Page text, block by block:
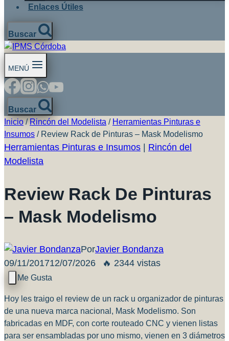
Enlaces Útiles
Buscar
MENÚ
Buscar
Inicio / Rincón del Modelista / Herramientas Pinturas e
Insumos / Review Rack de Pinturas – Mask Modelismo
Herramientas Pinturas e Insumos
Rincón del
Modelista
Review Rack De Pinturas
– Mask Modelismo
PorJavier Bondanza
09/11/201712/07/2026 🔥 2344 vistas
Hoy les traigo el review de un rack u organizador de pinturas
de una nueva marca nacional, Mask Modelismo. Son
fabricadas en MDF, con corte routeado CNC y vienen listas
para ser ensambladas por uno mismo, vienen en 3 diámetros